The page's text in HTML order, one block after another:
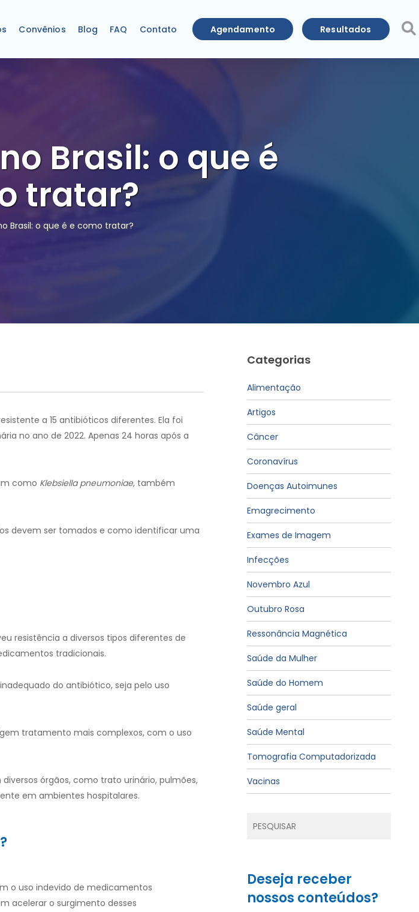
Convênios Blog FAQ Contato Agendamento Resultados
Brasil: o que é
tratar?
Brasil: o que é e como tratar?
a 15 antibióticos diferentes. Ela foi
no ano de 2022. Apenas 24 horas após a
como Klebsiella pneumoniae, também
devem ser tomados e como identificar uma
resistência a diversos tipos diferentes de
tradicionais.
do antibiótico, seja pelo uso
tratamento mais complexos, com o uso
órgãos, como trato urinário, pulmões,
em ambientes hospitalares.
o uso indevido de medicamentos
acelerar o surgimento desses
Categorias
Alimentação
Artigos
Câncer
Coronavírus
Doenças Autoimunes
Emagrecimento
Exames de Imagem
Infecções
Novembro Azul
Outubro Rosa
Ressonância Magnética
Saúde da Mulher
Saúde do Homem
Saúde geral
Saúde Mental
Tomografia Computadorizada
Vacinas
Deseja receber
nossos conteúdos?